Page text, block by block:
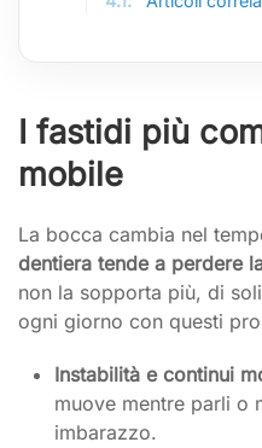
I fastidi più
mobile
La bocca cambia nel
dentiera tende a perdere
non la sopporta più, di
ogni giorno con questi
Instabilità e continui
muove mentre parli o
imbarazzo.